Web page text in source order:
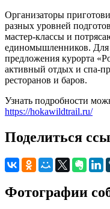
Организаторы
разных уровней
мастер-классы и
единомышленников. Для
предложения курорта
активный отдых и спа-
ресторанов и баров.
Узнать подробности
https://hokawildtrail.ru/
Поделиться
Фотографии